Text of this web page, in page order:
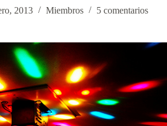
2013 Miembros 5 comentarios